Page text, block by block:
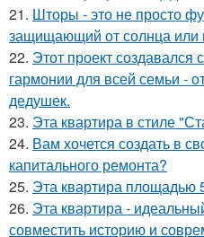
21. Шторы - это не просто
защищающий от солнца или
22. Этот проект
гармонии для всей семьи -
дедушек.
23. Эта квартира в стиле
24. Вам хочется создать в
капитального ремонта?
25. Эта квартира площадью
26. Эта квартира -
совместить историю и